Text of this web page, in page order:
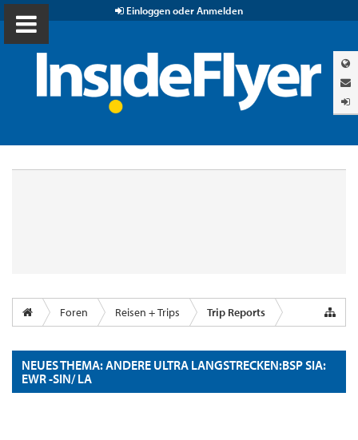
Einloggen oder Anmelden
Foren Reisen + Trips Trip Reports
NEUES THEMA: ANDERE ULTRA LANGSTRECKEN:BSP SIA:
EWR -SIN/ LA